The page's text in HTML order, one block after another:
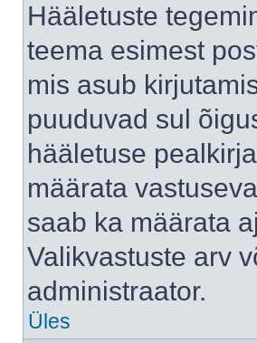
Hääletuste
teema esimest
mis asub
puuduvad sul
hääletuse
määrata
saab ka määrata
Valikvastuste arv
administraator.
Üles